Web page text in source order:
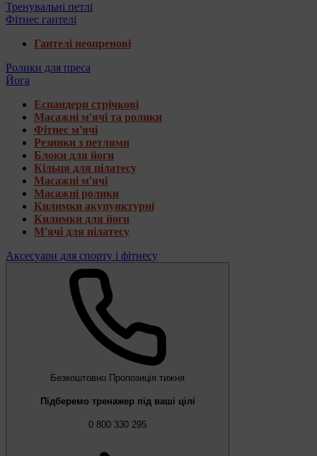
Тренувальні петлі
Фітнес гантелі
Гантелі неопренові
Ролики для преса
Йога
Еспандери стрічкові
Масажні м'ячі та ролики
Фітнес м'ячі
Резинки з петлями
Блоки для йоги
Кільця для пілатесу
Масажні м'ячі
Масажні ролики
Килимки акупунктурні
Килимки для йоги
М'ячі для пілатесу
Аксесуари для спорту і фітнесу
Безкоштовно Пропозиція тижня
Підберемо тренажер під ваші цілі
0 800 330 295